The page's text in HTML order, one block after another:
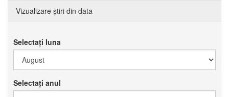
Vizualizare știri din data
Selectați luna
Selectați anul